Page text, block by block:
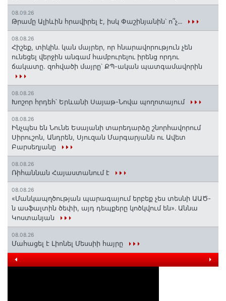
08.09.26
Թրամը Ալիևին հրավիրել է, իսկ Փաշինյանին՝ ո՞չ․․․
08.08.26
Հիշեք, տիկին․ կան մայրեր, որ հնարավորություն չեն
ունեցել վերջին անգամ համբուրելու իրենց որդու
ճակատը. զոհվածի մայրը՝ ՔՊ-ական պատգամավորին
08.08.26
Խոշոր հրդեհ՝ Երևանի Սայաթ-Նովա պողոտայում
08.08.26
Ինչպես են Նունե Եսայանի տարեդարձը շնորհավորում
Սիրուշոն, Անդրեն, Սյուզան Մարգարյանն ու Ավետ
Բարսեղյանը
08.08.26
Ռիհաննան Հայաստանում է
08.08.26
«Մանկապղծության պարագայում երբեք չես տեսնի ԱԱԾ-
ն ասֆալտին ծեփի, այդ դեպքերը կոծկվում են»․ Աննա
Կոստանյան
08.08.26
Մահացել է Լիոնել Մեսսիի հայրը